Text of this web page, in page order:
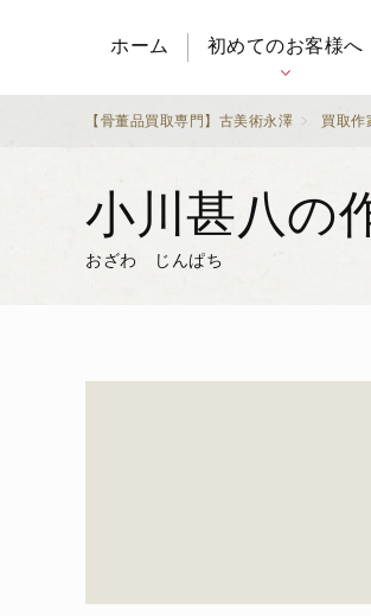
ホーム 初めてのお客様へ
【骨董品買取専門】古美術永澤 買取作
小川甚八の
おざわ じんぱち